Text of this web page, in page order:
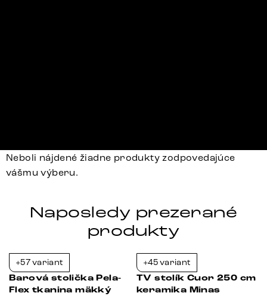
Neboli nájdené žiadne produkty zodpovedajúce
vášmu výberu.
Naposledy prezerané
produkty
+57 variant
Barová stolička Pela-
Flex tkanina mäkký
+45 variant
TV stolík Cuor 250 cm
keramika Minas